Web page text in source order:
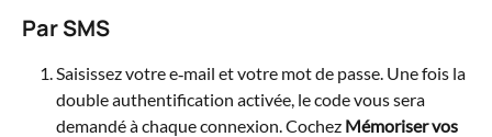
Par SMS
Saisissez votre e‑mail et votre mot de passe. Une fois la
double authentification activée, le code vous sera
demandé à chaque connexion. Cochez Mémoriser vos